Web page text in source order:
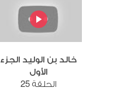
خالد بن الوليد الجزء
الأول
الحلقة 25